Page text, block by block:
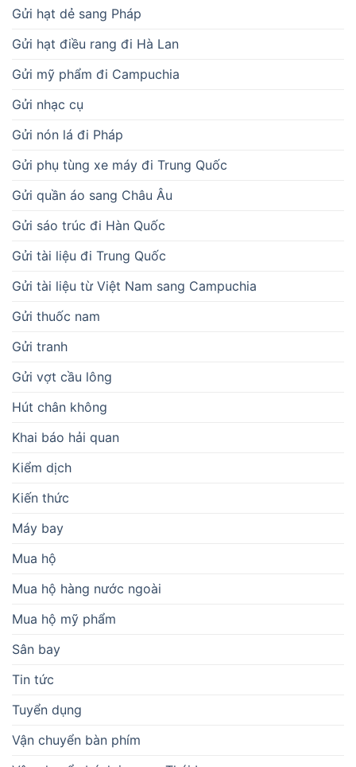
Gửi hạt dẻ sang Pháp
Gửi hạt điều rang đi Hà Lan
Gửi mỹ phẩm đi Campuchia
Gửi nhạc cụ
Gửi nón lá đi Pháp
Gửi phụ tùng xe máy đi Trung Quốc
Gửi quần áo sang Châu Âu
Gửi sáo trúc đi Hàn Quốc
Gửi tài liệu đi Trung Quốc
Gửi tài liệu từ Việt Nam sang Campuchia
Gửi thuốc nam
Gửi tranh
Gửi vợt cầu lông
Hút chân không
Khai báo hải quan
Kiểm dịch
Kiến thức
Máy bay
Mua hộ
Mua hộ hàng nước ngoài
Mua hộ mỹ phẩm
Sân bay
Tin tức
Tuyển dụng
Vận chuyển bàn phím